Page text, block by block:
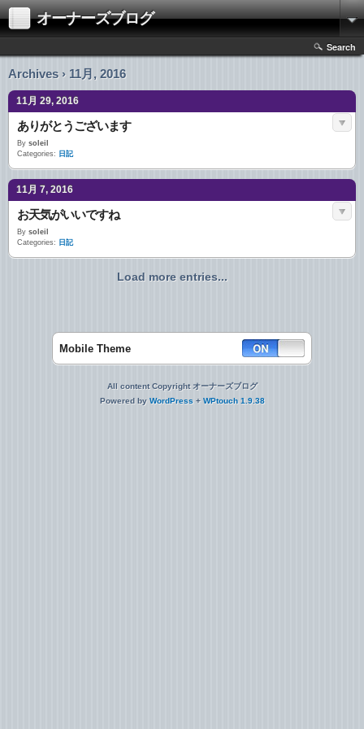
オーナーズブログ
Search
Archives › 11月, 2016
11月 29, 2016
ありがとうございます
By soleil
Categories: 日記
11月 7, 2016
お天気がいいですね
By soleil
Categories: 日記
Load more entries...
Mobile Theme
All content Copyright オーナーズブログ
Powered by WordPress + WPtouch 1.9.38